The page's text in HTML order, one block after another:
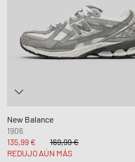
New Balance
1906
135,99 €
169,99 €
REDUJO AÚN MÁS